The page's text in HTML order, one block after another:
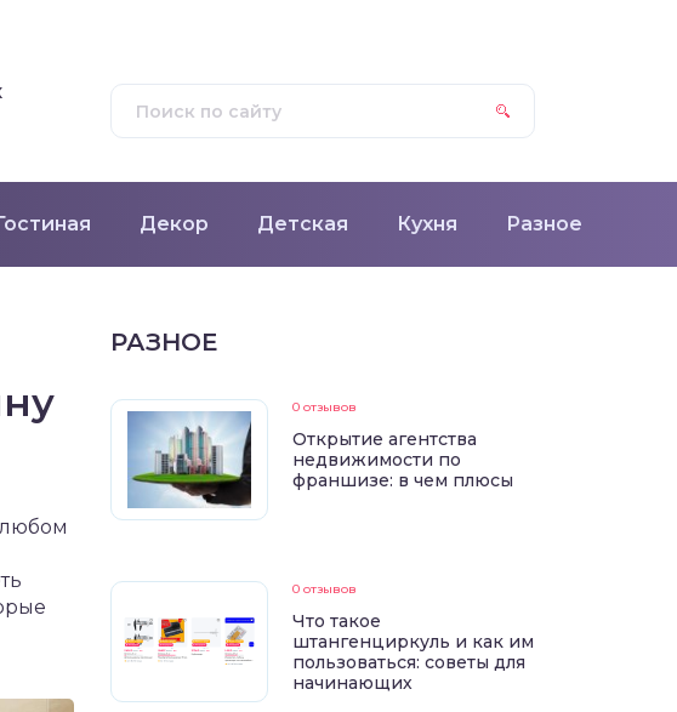
Декор Детская Кухня Разное
РАЗНОЕ
0 отзывов
Открытие агентства
недвижимости по
франшизе: в чем плюсы
0 отзывов
Что такое
штангенциркуль и как им
пользоваться: советы для
начинающих